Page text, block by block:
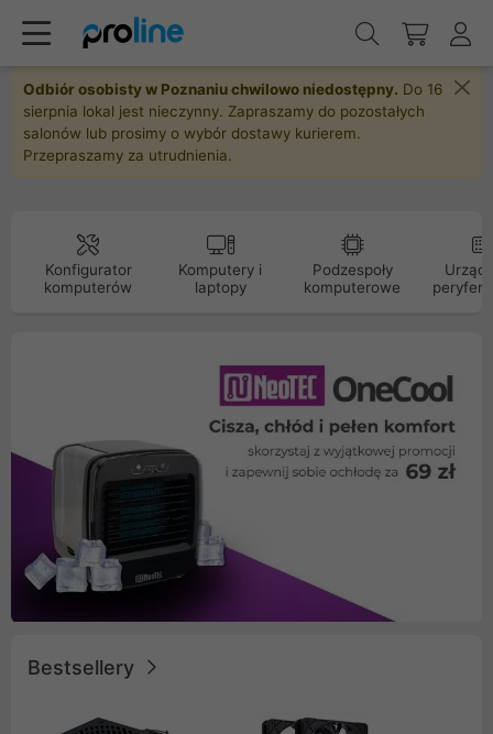
Odbiór osobisty w Poznaniu chwilowo niedostępny. Do 16
sierpnia lokal jest nieczynny. Zapraszamy do pozostałych
salonów lub prosimy o wybór dostawy kurierem.
Przepraszamy za utrudnienia.
Konfigurator
komputerów
Komputery i
laptopy
Podzespoły
komputerowe
Bestsellery